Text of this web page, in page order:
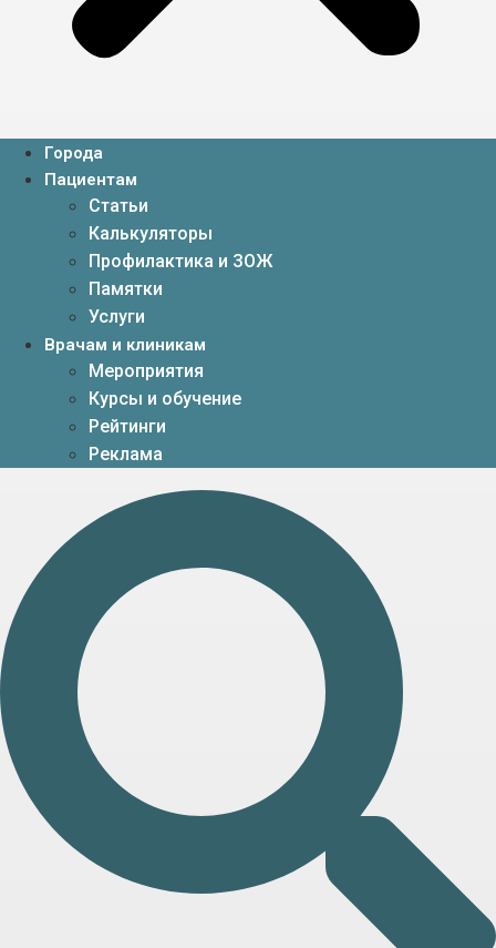
Города
Пациентам
Статьи
Калькуляторы
Профилактика и ЗОЖ
Памятки
Услуги
Врачам и клиникам
Мероприятия
Курсы и обучение
Рейтинги
Реклама